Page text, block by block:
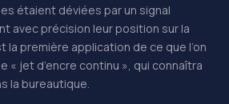
étaient déviées par un signal
avec précision leur position sur la
la première application de ce que l’on
« jet d’encre continu », qui connaîtra
la bureautique.